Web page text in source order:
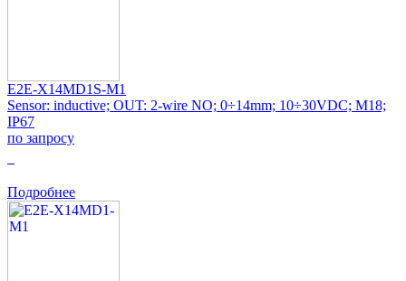
E2E-X14MD1S-M1
Sensor: inductive; OUT: 2-wire NO; 0÷14mm; 10÷30VDC; M18;
IP67
по запросу
Подробнее